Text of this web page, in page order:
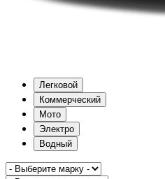
Легковой
Коммерческий
Мото
Электро
Водный